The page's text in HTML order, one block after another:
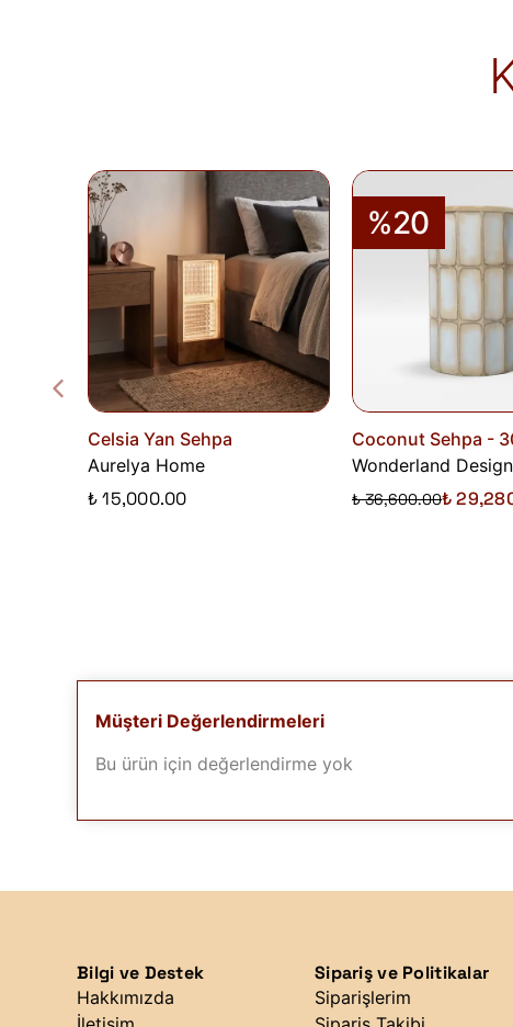
Celsia Yan Sehpa
Aurelya Home
₺ 15,000.00
%20
Coconut Sehpa -
Wonderland
₺ 36,600.00₺
Müşteri Değerlendirmeleri
Bu ürün için değerlendirme yok
Bilgi ve Destek
Hakkımızda
Sipariş ve Politikalar
Siparişlerim